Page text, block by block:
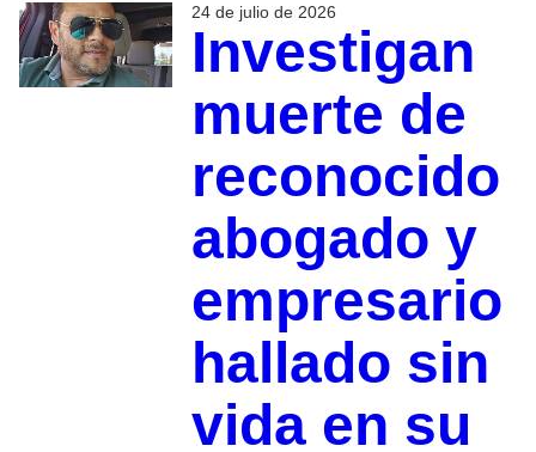
24 de julio de 2026
Investigan
muerte de
reconocido
abogado y
empresario
hallado sin
vida en su